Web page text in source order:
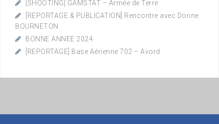
[SHOOTING] GAMSTAT – Armée de Terre
[REPORTAGE & PUBLICATION] Rencontre avec Dorine
BOURNETON
BONNE ANNEE 2024
[REPORTAGE] Base Aérienne 702 – Avord